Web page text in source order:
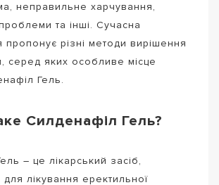
неправильне харчування,
та інші. Сучасна
пропонує різні методи вирішення
серед яких особливе місце
Гель.
Силденафіл Гель?
– це лікарський засіб,
лікування еректильної